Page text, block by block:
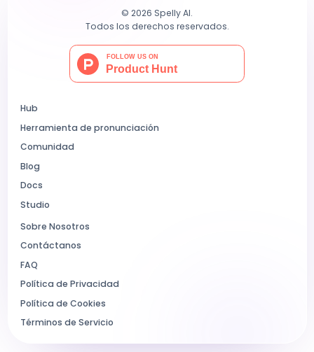
© 2026 Spelly AI.
Todos los derechos reservados.
Hub
Herramienta de pronunciación
Comunidad
Blog
Docs
Studio
Sobre Nosotros
Contáctanos
FAQ
Política de Privacidad
Política de Cookies
Términos de Servicio